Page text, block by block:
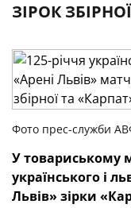
ЗІРОК
Фото прес-служби
У товариському
українського і
Львів» зірки